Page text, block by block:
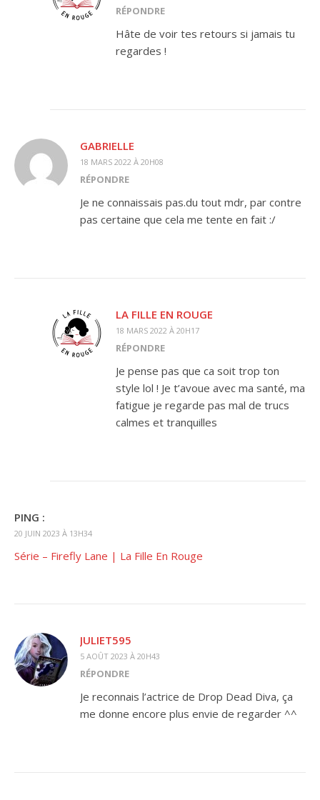
RÉPONDRE
Hâte de voir tes retours si jamais tu
regardes !
GABRIELLE
18 MARS 2022 À 20H08
RÉPONDRE
Je ne connaissais pas.du tout mdr, par contre
pas certaine que cela me tente en fait :/
LA FILLE EN ROUGE
18 MARS 2022 À 20H17
RÉPONDRE
Je pense pas que ca soit trop ton
style lol ! Je t’avoue avec ma santé, ma
fatigue je regarde pas mal de trucs
calmes et tranquilles
PING :
20 JUIN 2023 À 13H34
Série – Firefly Lane | La Fille En Rouge
JULIET595
5 AOÛT 2023 À 20H43
RÉPONDRE
Je reconnais l’actrice de Drop Dead Diva, ça
me donne encore plus envie de regarder ^^